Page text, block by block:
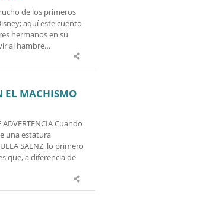
de los primeros
aquí este cuento
hermanos en su
al hambre…
EL MACHISMO
Cuando
una estatura
SAENZ, lo primero
que, a diferencia de